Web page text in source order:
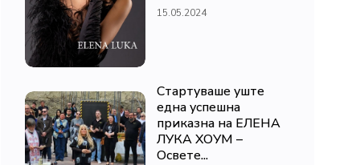
15.05.2024
Стартуваше уште
една успешна
приказна на ЕЛЕНА
ЛУКА ХОУМ –
Освете...